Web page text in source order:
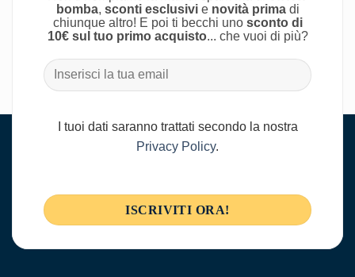
bomba, sconti esclusivie novità primadi
chiunque altro! E poi ti becchi uno sconto di
10€ sul tuo primo acquisto... che vuoi di più?
I tuoi dati saranno trattati secondo la nostra
Privacy Policy.